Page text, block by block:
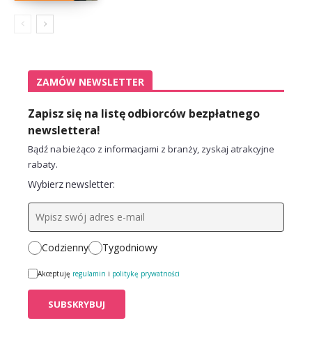
ZAMÓW NEWSLETTER
Zapisz się na listę odbiorców bezpłatnego
newslettera!
Bądź na bieżąco z informacjami z branży, zyskaj atrakcyjne
rabaty.
Wybierz newsletter:
Codzienny Tygodniowy
Akceptuję regulamin i politykę prywatności